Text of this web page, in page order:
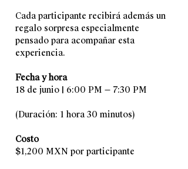
Cada participante recibirá además un
regalo sorpresa especialmente
pensado para acompañar esta
experiencia.
Fecha y hora
18 de junio | 6:00 PM — 7:30 PM
(Duración: 1 hora 30 minutos)
Costo
$1,200 MXN por participante